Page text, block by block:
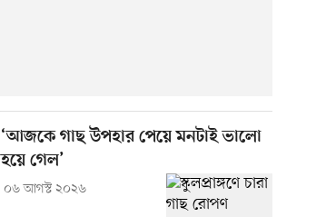
‘আজকে গাছ উপহার পেয়ে মনটাই ভালো
হয়ে গেল’
০৬ আগস্ট ২০২৬